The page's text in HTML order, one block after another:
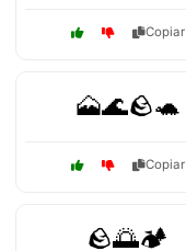
Copiar
🗻🌊🪨🐢
Copiar
🪨🌅🏕️